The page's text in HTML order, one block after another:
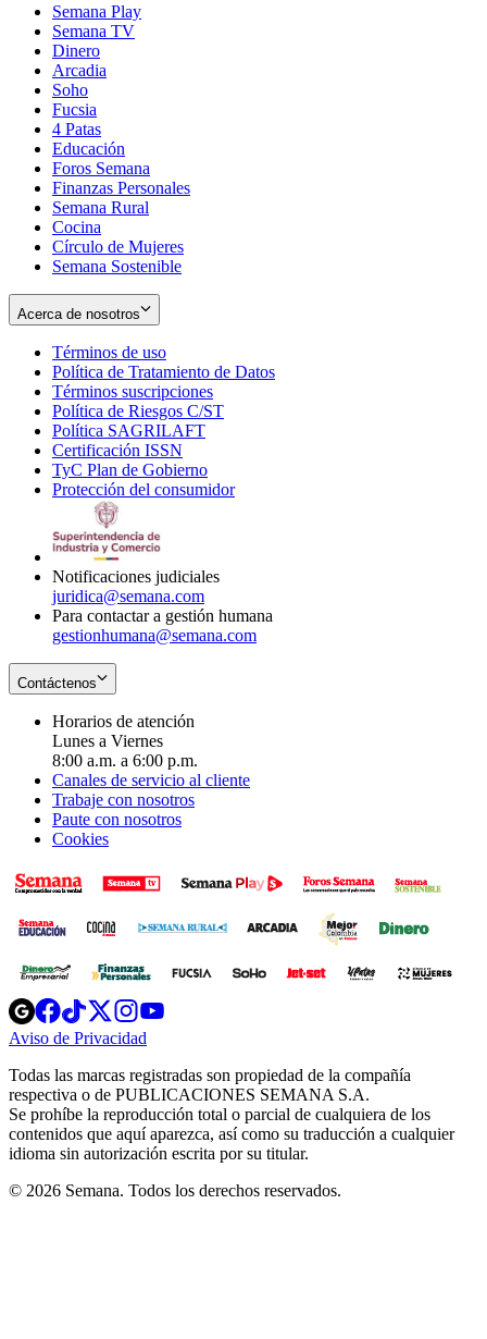
Semana Play
Semana TV
Dinero
Arcadia
Soho
in
new
window
Fucsia
in
new
window
4 Patas
Educación
Foros Semana
Finanzas Personales
Semana Rural
Cocina
Círculo de Mujeres
Semana Sostenible
Acerca de nosotros
Términos de uso
in
new
window
Política de Tratamiento de Datos
Términos suscripciones
in
Política de Riesgos C/ST
Política SAGRILAFT
new
window
Certificación ISSN
in
new
TyC Plan de Gobierno
in
Protección del consumidorOpens
Notificaciones judiciales
juridica@semana.com
Para contactar a gestión humana
gestionhumana@semana.com
Contáctenos
Horarios de atención
Lunes a Viernes
8:00 a.m. a 6:00 p.m.
Canales de servicio al cliente
Trabaje con nosotros
Paute con nosotros
Cookies
Opens
in
new
Opens
in
new
Opens
in
new
window
Opens
new
windowwindow
Aviso de Privacidad
new
window
Todas las marcas registradas son propiedad de la compañía
respectiva o de PUBLICACIONES SEMANA S.A.
Se prohíbe la reproducción total o parcial de cualquiera de los
contenidos que aquí aparezca, así como su traducción a cualquier
idioma sin autorización escrita por su titular.
© 2026 Semana. Todos los derechos reservados.